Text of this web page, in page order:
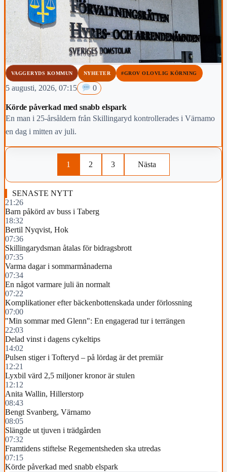
VAGGERYDS KOMMUN NYHETER #GROV OLOVLIG KÖRNING
5 augusti, 2026, 07:15 0
Körde påverkad med snabb elspark
En man i 25-årsåldern från Skillingaryd kontrollerades i Värnamo
en dag i mitten av juli.
1 2 3 Nästa
SENASTE NYTT
21:26
Barn påkörd av buss i Taberg
18:32
Bertil Nyqvist, Hok
07:36
Skillingarydsman åtalas för bidragsbrott
07:35
Varma dagar i sommarmånaderna
07:34
En något varmare juli än normalt
07:22
Komplikationer efter bäckenbottenskada under förlossning
07:00
"Min sommar med Glenn": En engagerad tur i terrängen
22:03
Delad vinst i dagens cykeltips
14:02
Pulsen stiger i Tofteryd – på lördag är det premiär
12:21
Lyxbil värd 2,5 miljoner kronor är stulen
12:12
Anita Wallin, Hillerstorp
08:43
Bengt Svanberg, Värnamo
08:05
Slängde ut tjuven i trädgården
07:32
Framtidens stiftelse Regementsheden ska utredas
07:15
Körde påverkad med snabb elspark